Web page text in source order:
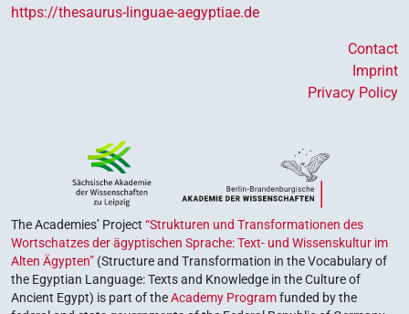
https://thesaurus-linguae-aegyptiae.de
Contact
Imprint
Privacy Policy
The Academies’ Project “Strukturen und Transformationen des
Wortschatzes der ägyptischen Sprache: Text- und Wissenskultur im
Alten Ägypten” (Structure and Transformation in the Vocabulary of
the Egyptian Language: Texts and Knowledge in the Culture of
Ancient Egypt) is part of theAcademy Programfunded by the